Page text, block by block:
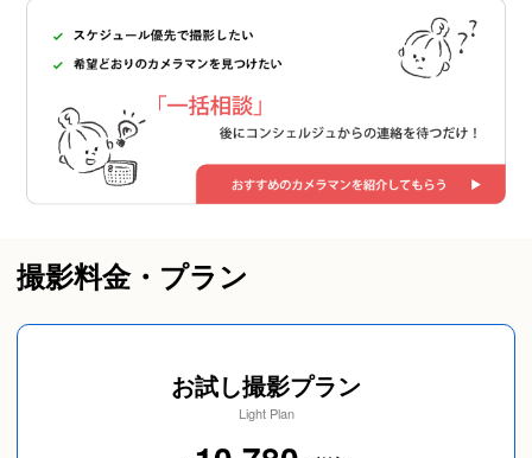
撮影料金・プラン
お試し撮影プラン
Light Plan